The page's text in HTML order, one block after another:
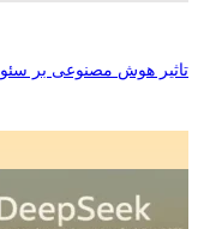
تاثیر هوش مصنوعی بر سئو